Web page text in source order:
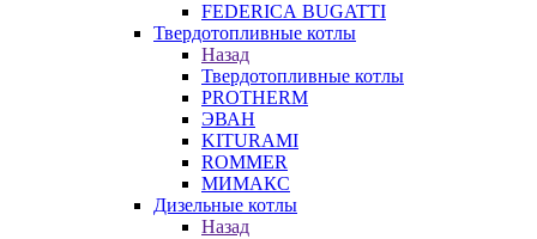
FEDERICА BUGATTI
Твердотопливные котлы
Назад
Твердотопливные котлы
PROTHERM
ЭВАН
KITURAMI
ROMMER
МИМАКС
Дизельные котлы
Назад